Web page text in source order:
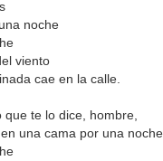
noche
viento
cae en la calle.
te lo dice, hombre,
una cama por una noche